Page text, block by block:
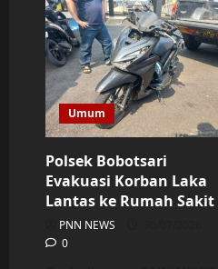
Cilapar
Ucapkan
Terima
Kasih
Atas
Pembangunan
Jalan
Aspal
Dari
Aspirasi
DPRD
provinsi
Dwi
Yasmanto
Umum
Polsek Bobotsari
Evakuasi Korban Laka
Lantas ke Rumah Sakit
PNN NEWS
0